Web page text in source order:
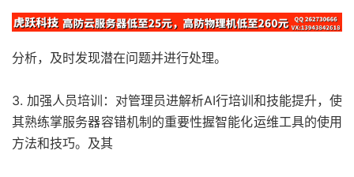
分析，及时发现潜在问题并进行处理。
3. 加强人员培训：对管理员进解析AI行培训和技能提升，使
其熟练掌服务器容错机制的重要性握智能化运维工具的使用
方法和技巧。及其